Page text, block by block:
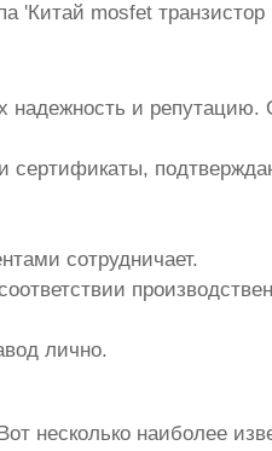
'Китай mosfet транзистор
надежность и
сотрудничает.
лично.
несколько наиболее